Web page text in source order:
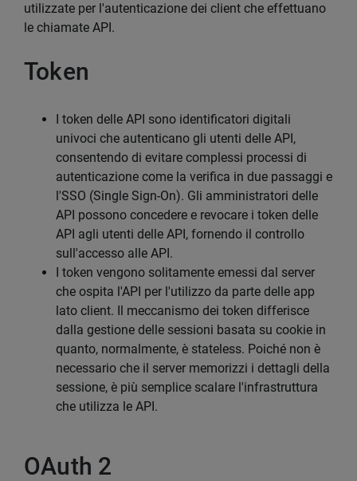
utilizzate per l'autenticazione dei client che effettuano
le chiamate API.
Token
I token delle API sono identificatori digitali
univoci che autenticano gli utenti delle API,
consentendo di evitare complessi processi di
autenticazione come la verifica in due passaggi e
l'SSO (Single Sign-On). Gli amministratori delle
API possono concedere e revocare i token delle
API agli utenti delle API, fornendo il controllo
sull'accesso alle API.
I token vengono solitamente emessi dal server
che ospita l'API per l'utilizzo da parte delle app
lato client. Il meccanismo dei token differisce
dalla gestione delle sessioni basata su cookie in
quanto, normalmente, è stateless. Poiché non è
necessario che il server memorizzi i dettagli della
sessione, è più semplice scalare l'infrastruttura
che utilizza le API.
OAuth 2